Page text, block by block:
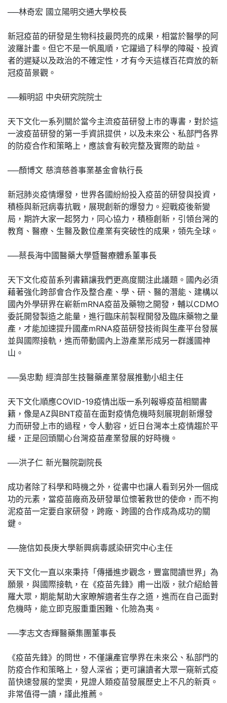
──林奇宏 國立陽明交通大學校長
新冠疫苗的研發是生物科技最閃亮的成果，相當於醫學的阿
波羅計畫。但它不是一帆風順，它躍過了科學的障礙、投資
者的遲疑以及政治的不確定性，才有今天這樣百花齊放的新
冠疫苗景觀。
──賴明詔 中央研究院院士
天下文化一系列關於當今主流疫苗研發上市的專書，對於這
一波疫苗研發的第一手資訊提供，以及未來公、私部門各界
的防疫合作和策略上，應該會有較完整及實際的助益。
──顏博文 慈濟慈善事業基金會執行長
新冠肺炎疫情爆發，世界各國紛紛投入疫苗的研發與投資，
積極與新冠病毒抗戰，展現創新的爆發力。迎戰疫後新變
局，期許大家一起努力，同心協力，積極創新，引領台灣的
教育、醫療、生醫及數位產業有突破性的成果，領先全球。
──蔡長海中國醫藥大學暨醫療體系董事長
天下文化疫苗系列書籍讓我們更高度關注此議題。國內必須
藉著強化跨部會合作及整合產、學、研、醫的潛能、建構以
國內外學研界在嶄新mRNA疫苗及藥物之開發，輔以CDMO
委託開發製造之能量，進行臨床前製程開發及臨床藥物之量
產，才能加速提升國產mRNA疫苗研發技術與生產平台發展
並與國際接軌，進而帶動國內上游產業形成另一群護國神
山。
──吳忠勳 經濟部生技醫藥產業發展推動小組主任
天下文化順應COVID-19疫情出版一系列報導疫苗相關書
籍，像是AZ與BNT疫苗在面對疫情危機時刻展現創新爆發
力而研發上市的過程，令人動容，近日台灣本土疫情趨於平
緩，正是回頭關心台灣疫苗產業發展的好時機。
──洪子仁 新光醫院副院長
成功者除了科學和時機之外，從書中也讓人看到另外一個成
功的元素，當疫苗廠商及研發單位懷著救世的使命，而不拘
泥疫苗一定要自家研發，跨廠、跨國的合作成為成功的關
鍵。
──施信如長庚大學新興病毒感染研究中心主任
天下文化一直以來秉持「傳播進步觀念，豐富閱讀世界」為
願景，與國際接軌，在《疫苗先鋒》甫一出版，就介紹給普
羅大眾，期能幫助大家瞭解適者生存之道，進而在自己面對
危機時，能立即克服重重困難、化險為夷。
──李志文杏輝醫藥集團董事長
《疫苗先鋒》的問世，不僅讓產官學界在未來公、私部門的
防疫合作和策略上，發人深省；更可讓讀者大眾一窺新式疫
苗快速發展的堂奧，見證人類疫苗發展歷史上不凡的新頁。
非常值得一讀，謹此推薦。